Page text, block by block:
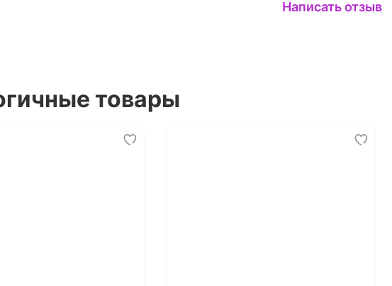
Написать отзыв
товары